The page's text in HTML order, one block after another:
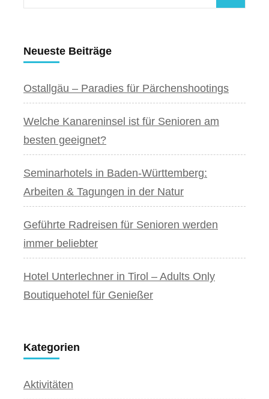
nach:
Neueste Beiträge
Ostallgäu – Paradies für Pärchenshootings
Welche Kanareninsel ist für Senioren am
besten geeignet?
Seminarhotels in Baden-Württemberg:
Arbeiten & Tagungen in der Natur
Geführte Radreisen für Senioren werden
immer beliebter
Hotel Unterlechner in Tirol – Adults Only
Boutiquehotel für Genießer
Kategorien
Aktivitäten